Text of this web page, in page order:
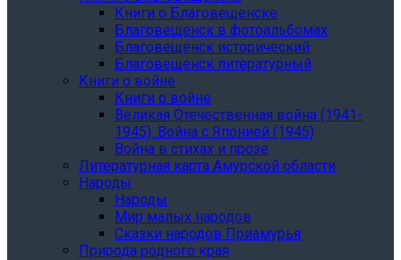
Книги о Благовещенске
Благовещенск в фотоальбомах
Благовещенск исторический
Благовещенск литературный
Книги о войне
Книги о войне
Великая Отечественная война (1941-
1945). Война с Японией (1945)
Война в стихах и прозе
Литературная карта Амурской области
Народы
Народы
Мир малых народов
Сказки народов Приамурья
Природа родного края